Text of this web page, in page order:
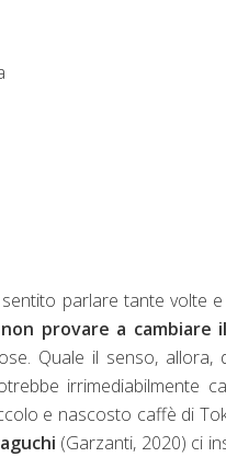
parlare tante volte
non provare a cambiare
Quale il senso,
e nascosto caffè di
(Garzanti, 2020) ci